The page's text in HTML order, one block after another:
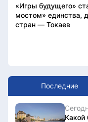
«Игры будущего»
мостом» единства,
стран — Токаев
Последние
Какой